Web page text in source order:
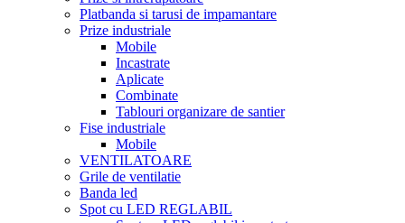
Platbanda si tarusi de impamantare
Prize industriale
Mobile
Incastrate
Aplicate
Combinate
Tablouri organizare de santier
Fise industriale
Mobile
VENTILATOARE
Grile de ventilatie
Banda led
Spot cu LED REGLABIL